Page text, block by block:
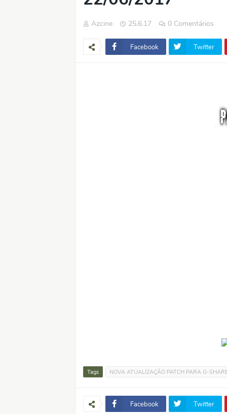
Azcine 25.6.17 0 Comentários
Facebook Twitter
Tags NOVA ATUALIZAÇÃO PATCH PARA G-
Facebook Twitter